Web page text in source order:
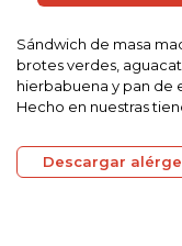
Sándwich de masa
brotes verdes,
hierbabuena y pan de
Hecho en nuestras
Descargar